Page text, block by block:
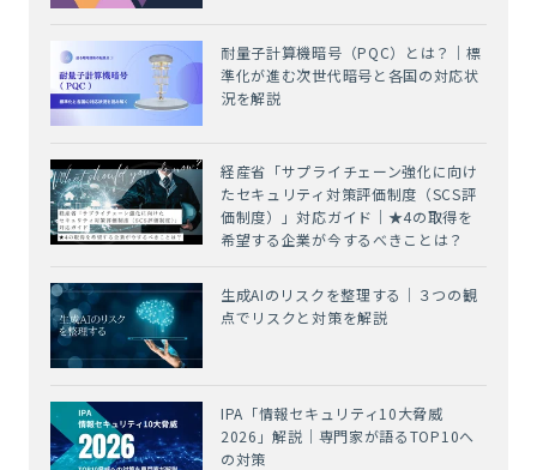
耐量子計算機暗号（PQC）とは？｜標
準化が進む次世代暗号と各国の対応状
況を解説
経産省「サプライチェーン強化に向け
たセキュリティ対策評価制度（SCS評
価制度）」対応ガイド｜★4の取得を
希望する企業が今するべきことは？
生成AIのリスクを整理する｜３つの観
点でリスクと対策を解説
IPA「情報セキュリティ10大脅威
2026」解説｜専門家が語るTOP10へ
の対策